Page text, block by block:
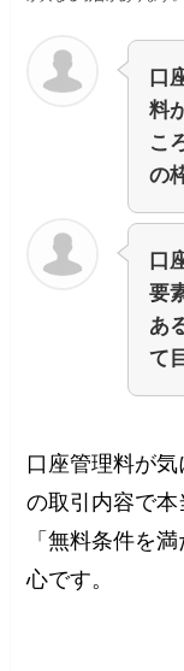
口
料
こ
の
口
要
あ
て
口座管理料が
の取引内容で本
「無料条件を
心です。